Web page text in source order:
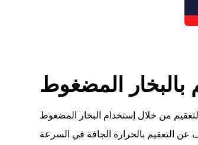
بالبخار المضغوط
من خلال إستخدام البخار المضغوط